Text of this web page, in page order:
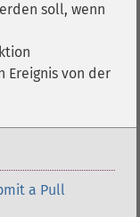
soll, wenn
Ereignis von der
a Pull